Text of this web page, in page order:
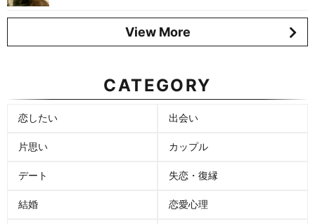
View More
CATEGORY
恋したい 出会い
片思い カップル
デート 失恋・復縁
結婚 恋愛心理